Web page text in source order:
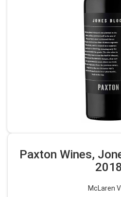
Paxton Wines,
2018
McLaren